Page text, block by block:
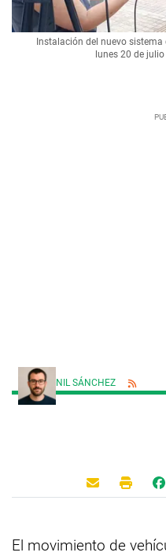
Instalación del nuevo
lunes 20 de
NIL SÁNCHEZ
El movimiento de